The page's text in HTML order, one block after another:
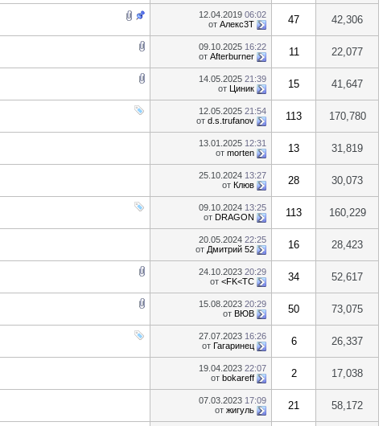
12.04.2019 06:02
от Алекс3Т 47 42,306
09.10.2025 16:22
от Afterburner 11 22,077
14.05.2025 21:39
от Циник 15 41,647
12.05.2025 21:54
от d.s.trufanov 113 170,780
13.01.2025 12:31
от morten 13 31,819
25.10.2024 13:27
от Клюв 28 30,073
09.10.2024 13:25
от DRAGON 113 160,229
20.05.2024 22:25
от Дмитрий 52 16 28,423
24.10.2023 20:29
от <FK<TC 34 52,617
15.08.2023 20:29
от ВЮВ 50 73,075
27.07.2023 16:26
от Гагаринец 6 26,337
19.04.2023 22:07
от bokareff 2 17,038
07.03.2023 17:09
от жигуль 21 58,172